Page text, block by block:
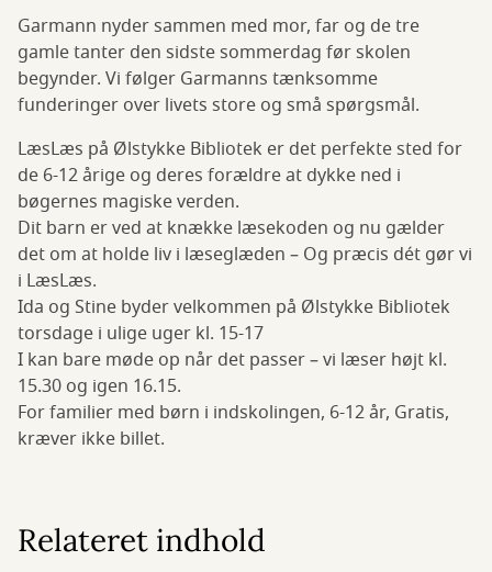
Garmann nyder sammen med mor, far og de tre
gamle tanter den sidste sommerdag før skolen
begynder. Vi følger Garmanns tænksomme
funderinger over livets store og små spørgsmål.
LæsLæs på Ølstykke Bibliotek er det perfekte sted for
de 6-12 årige og deres forældre at dykke ned i
bøgernes magiske verden.
Dit barn er ved at knække læsekoden og nu gælder
det om at holde liv i læseglæden – Og præcis dét gør vi
i LæsLæs.
Ida og Stine byder velkommen på Ølstykke Bibliotek
torsdage i ulige uger kl. 15-17
I kan bare møde op når det passer – vi læser højt kl.
15.30 og igen 16.15.
For familier med børn i indskolingen, 6-12 år, Gratis,
kræver ikke billet.
Relateret indhold